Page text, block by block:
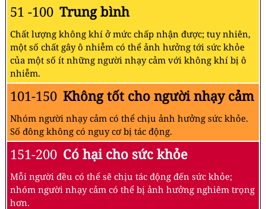
51 -100 Trung bình
Chất lượng không khí ở mức chấp nhận được; tuy nhiên,
một số chất gây ô nhiễm có thể ảnh hưởng tới sức khỏe
của một số ít những người nhạy cảm với không khí bị ô
nhiễm.
101-150 Không tốt cho người nhạy cảm
Nhóm người nhạy cảm có thể chịu ảnh hưởng sức khỏe.
Số đông không có nguy cơ bị tác động.
151-200 Có hại cho sức khỏe
Mỗi người đều có thể sẽ chịu tác động đến sức khỏe;
nhóm người nhạy cảm có thể bị ảnh hưởng nghiêm trọng
hơn.